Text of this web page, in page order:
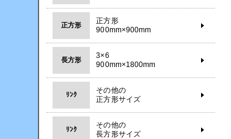
正方形
正方形
900mm×900mm
長方形
3×6
900mm×1800mm
ﾘﾝｸ
その他の
正方形サイズ
ﾘﾝｸ
その他の
長方形サイズ